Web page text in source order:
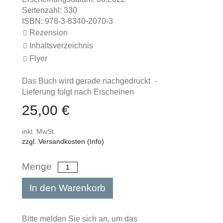
Seitenzahl: 330
ISBN: 978-3-8340-2070-3
Rezension
Inhaltsverzeichnis
Flyer
Das Buch wird gerade nachgedruckt -
Lieferung folgt nach Erscheinen
25,00 €
inkl. MwSt.
zzgl. Versandkosten (Info)
Menge
In den Warenkorb
Bitte melden Sie sich an, um das